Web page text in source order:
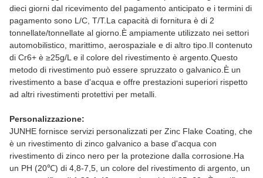
dieci giorni dal ricevimento del pagamento anticipato e i termini di
pagamento sono L/C, T/T.La capacità di fornitura è di 2
tonnellate/tonnellate al giorno.È ampiamente utilizzato nei settori
automobilistico, marittimo, aerospaziale e di altro tipo.Il contenuto
di Cr6+ è ≥25g/L e il colore del rivestimento è argento.Questo
metodo di rivestimento può essere spruzzato o galvanico.È un
rivestimento a base d'acqua e offre prestazioni superiori rispetto
ad altri rivestimenti protettivi per metalli.
Personalizzazione:
JUNHE fornisce servizi personalizzati per Zinc Flake Coating, che
è un rivestimento di zinco galvanico a base d'acqua con
rivestimento di zinco nero per la protezione dalla corrosione.Ha
un PH (20℃) di 4,8-7,5, un colore del rivestimento di argento, un